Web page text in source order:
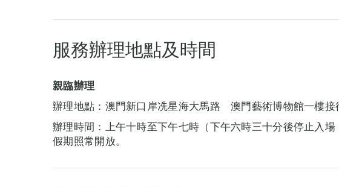
服務辦理地點及時間
親臨辦理
辦理地點：澳門新口岸冼星海大馬路 澳門藝術博物館一樓接
辦理時間：上午十時至下午七時（下午六時三十分後停止入
假期照常開放。